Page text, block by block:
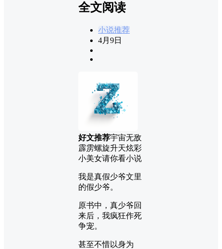
全文阅读
小说推荐
4月9日
好文推荐宇宙无敌
霹雳螺旋升天炫彩
小美女请你看小说
我是真假少爷文里
的假少爷。
原书中，真少爷回
来后，我疯狂作死
争宠。
甚至不惜以身为